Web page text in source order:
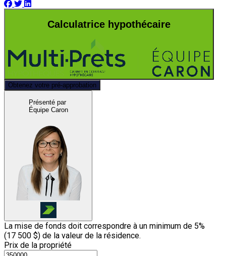
Calculatrice hypothécaire
Obtenez votre pré-approbation
Présenté par
Équipe Caron
La mise de fonds doit correspondre à un minimum de 5%
(17 500 $) de la valeur de la résidence.
Prix de la propriété